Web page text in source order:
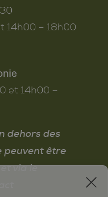
14h00 – 18h00
et 14h00 –
dehors des
peuvent être
via le
x